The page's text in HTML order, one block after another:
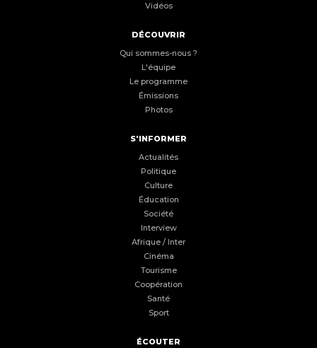
Vidéos
DÉCOUVRIR
Qui sommes-nous ?
L'équipe
Le programme
Émissions
Photos
S'INFORMER
Actualités
Politique
Culture
Éducation
Société
Interview
Afrique / Inter
Cinéma
Tourisme
Coopération
Santé
Sport
ÉCOUTER